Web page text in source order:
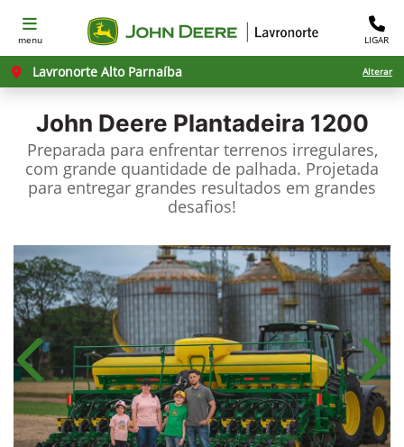
menu LIGAR
Lavronorte Alto Parnaíba Alterar
John Deere Plantadeira 1200
Preparada para enfrentar terrenos irregulares,
com grande quantidade de palhada. Projetada
para entregar grandes resultados em grandes
desafios!​
Anterior